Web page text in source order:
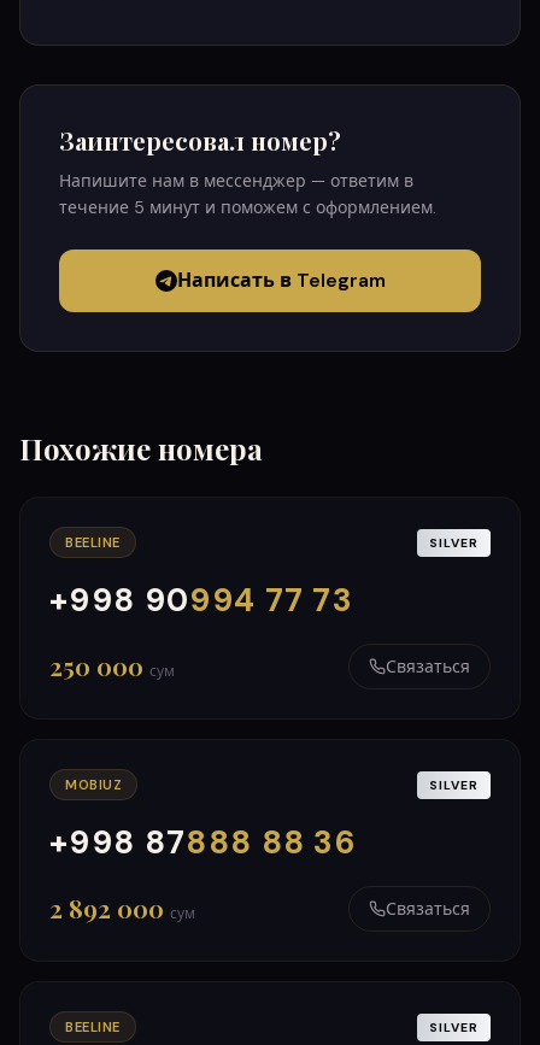
Заинтересовал номер?
Напишите нам в мессенджер — ответим в
течение 5 минут и поможем с оформлением.
Написать в Telegram
Похожие номера
BEELINE SILVER
+998 90994 77 73
000
999
250 000 сум Связаться
MOBIUZ SILVER
+998 87888 88 36
000
999
2 892 000 сум Связаться
BEELINE SILVER